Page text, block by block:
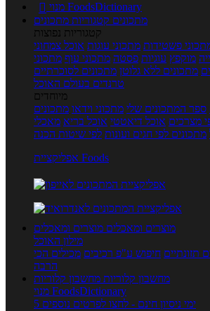

מנוי FoodsDictionary
מתכונים קטגוריות מתכונים
קטגוריות נפוצות
פשטידות מתכוני עוגות אוכל צמחוני
מוקפץ עוגיות פסטה מתכוני עוף מתכוני
מתכונים ללא גלוטן מתכונים לסוכרתיים
טרנדים בעולם האוכל
מיוחדים
ספר המתכונים שלי מתכוני וידאו מתכונים
מצרכים אוכל דיאטטי אוכל בריא מאכלי
מתכונים לפי חגים ועונות לפי שיטות הכנה
אפליקציית Foods
מוצרים ומאכלים מוצרים ומאכלים
מילון האוכל
תזונתיים חיפוש ע"פ רכיבים מכילים הכי
הרבה
מחשבון קלוריות מחשבון קלוריות
מנוי FoodsDictionary
5 ימי ניסיון חינם - לחצו לפרטים נוספים